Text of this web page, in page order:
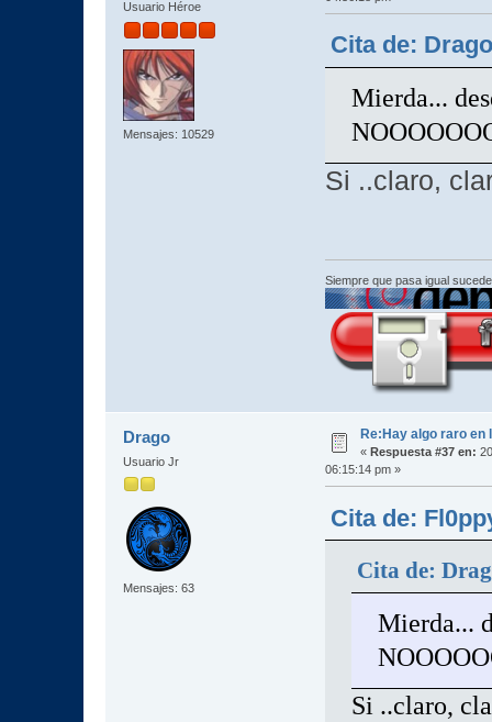
Usuario Héroe
Mensajes: 10529
Cita de:
Mierda...
Si ..claro,
Siempre que pasa igual
Drago
Usuario Jr
Mensajes: 63
Re:Hay algo raro en
« Respuesta #37 en:
06:15:14 pm »
Cita de:
Cita de:
Mierda...
Si ..claro,